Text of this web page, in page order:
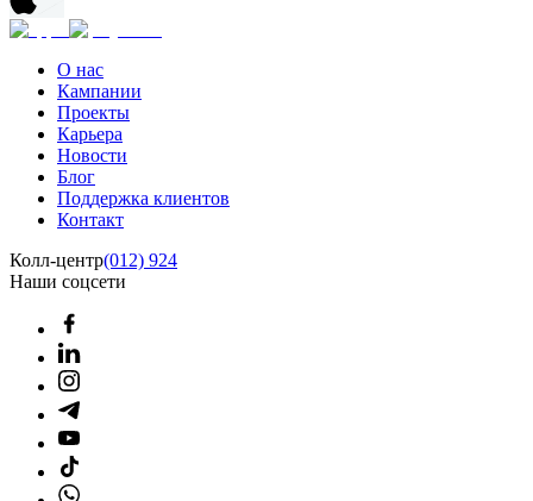
О нас
Кампании
Проекты
Карьера
Новости
Блог
Поддержка клиентов
Контакт
Колл-центр(012) 924
Наши соцсети